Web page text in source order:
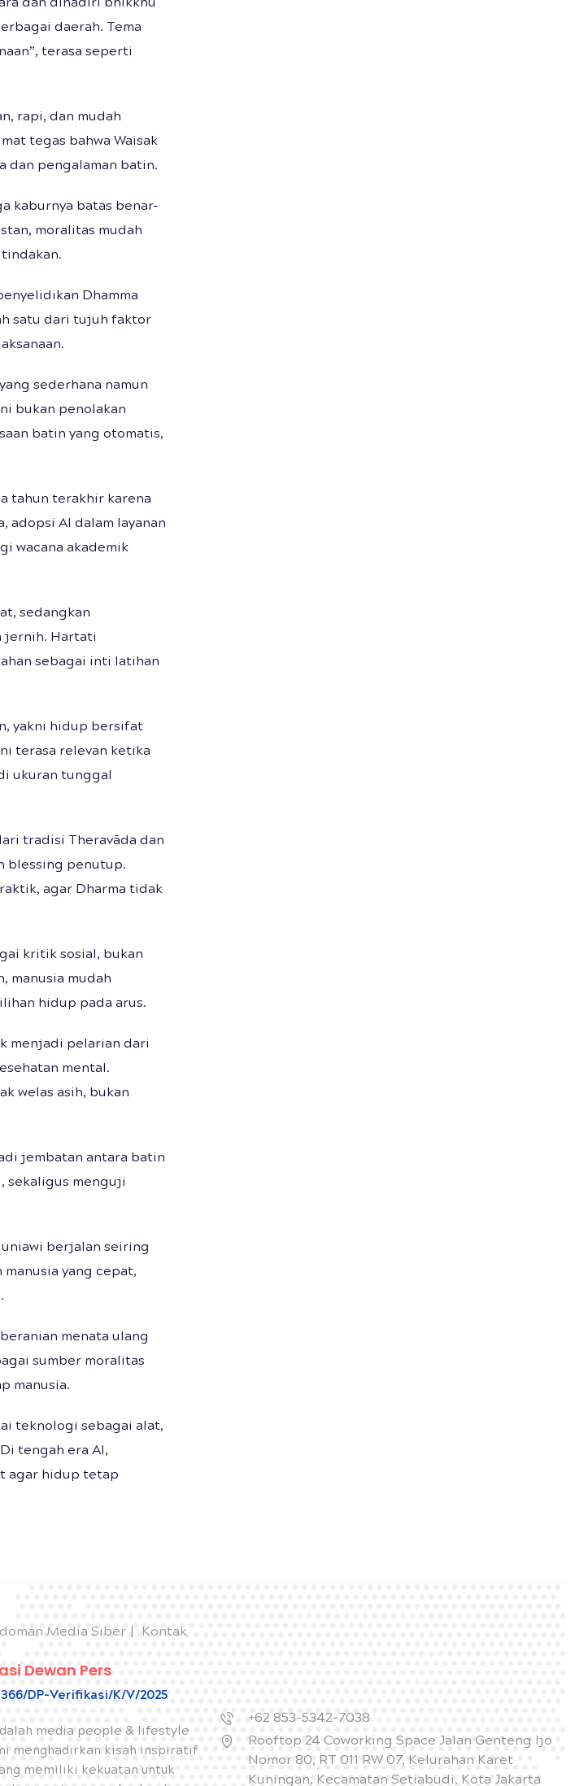
dan dihadiri bhikkhu
daerah. Tema
terasa seperti
rapi, dan mudah
tegas bahwa Waisak
dan pengalaman batin.
kaburnya batas benar-
moralitas mudah
Dhamma
satu dari tujuh faktor
sederhana namun
bukan penolakan
batin yang otomatis,
tahun terakhir karena
adopsi AI dalam layanan
wacana akademik
sedangkan
jernih. Hartati
sebagai inti latihan
yakni hidup bersifat
terasa relevan ketika
ukuran tunggal
tradisi Theravāda dan
blessing penutup.
agar Dharma tidak
kritik sosial, bukan
manusia mudah
hidup pada arus.
menjadi pelarian dari
mental.
welas asih, bukan
jembatan antara batin
sekaligus menguji
berjalan seiring
yang cepat,
menata ulang
sumber moralitas
manusia.
teknologi sebagai alat,
tengah era AI,
agar hidup tetap
Media Siber Kontak
Dewan Pers
DP-Verifikasi/K/V/2025
media people & lifestyle
menghadirkan kisah inspiratif
memiliki kekuatan untuk
+62 853-5342-7038
Rooftop 24 Coworking Space Jalan Genteng Ijo
Nomor 80, RT 011 RW 07, Kelurahan Karet
Kuningan, Kecamatan Setiabudi, Kota Jakarta